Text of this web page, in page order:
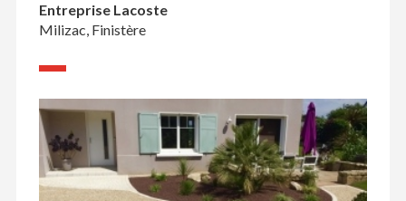
Entreprise Lacoste
Milizac, Finistère